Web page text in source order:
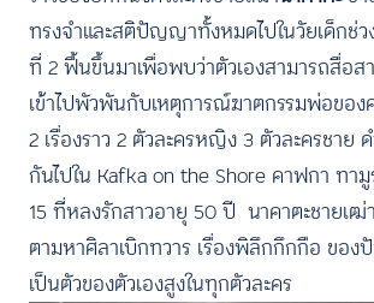
ทรงจำและสติปัญญาทั้งหมดไปในวัยเด็กช่ว
ที่ 2 ฟื้นขึ้นมาเพื่อพบว่าตัวเองสามารถสื่อส
เข้าไปพัวพันกับเหตุการณ์ฆาตกรรมพ่อของ
2 เรื่องราว 2 ตัวละครหญิง 3 ตัวละครชาย
กันไปใน Kafka on the Shore คาฟกา ทา
15 ที่หลงรักสาวอายุ 50 ปี นาคาตะชายเ
ตามหาศิลาเบิกทวาร เรื่องพิลึกกึกกือ ของ
เป็นตัวของตัวเองสูงในทุกตัวละคร